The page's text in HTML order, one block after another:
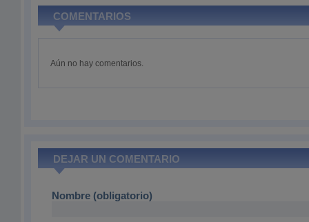
COMENTARIOS
Aún no hay comentarios.
DEJAR UN COMENTARIO
Nombre (obligatorio)